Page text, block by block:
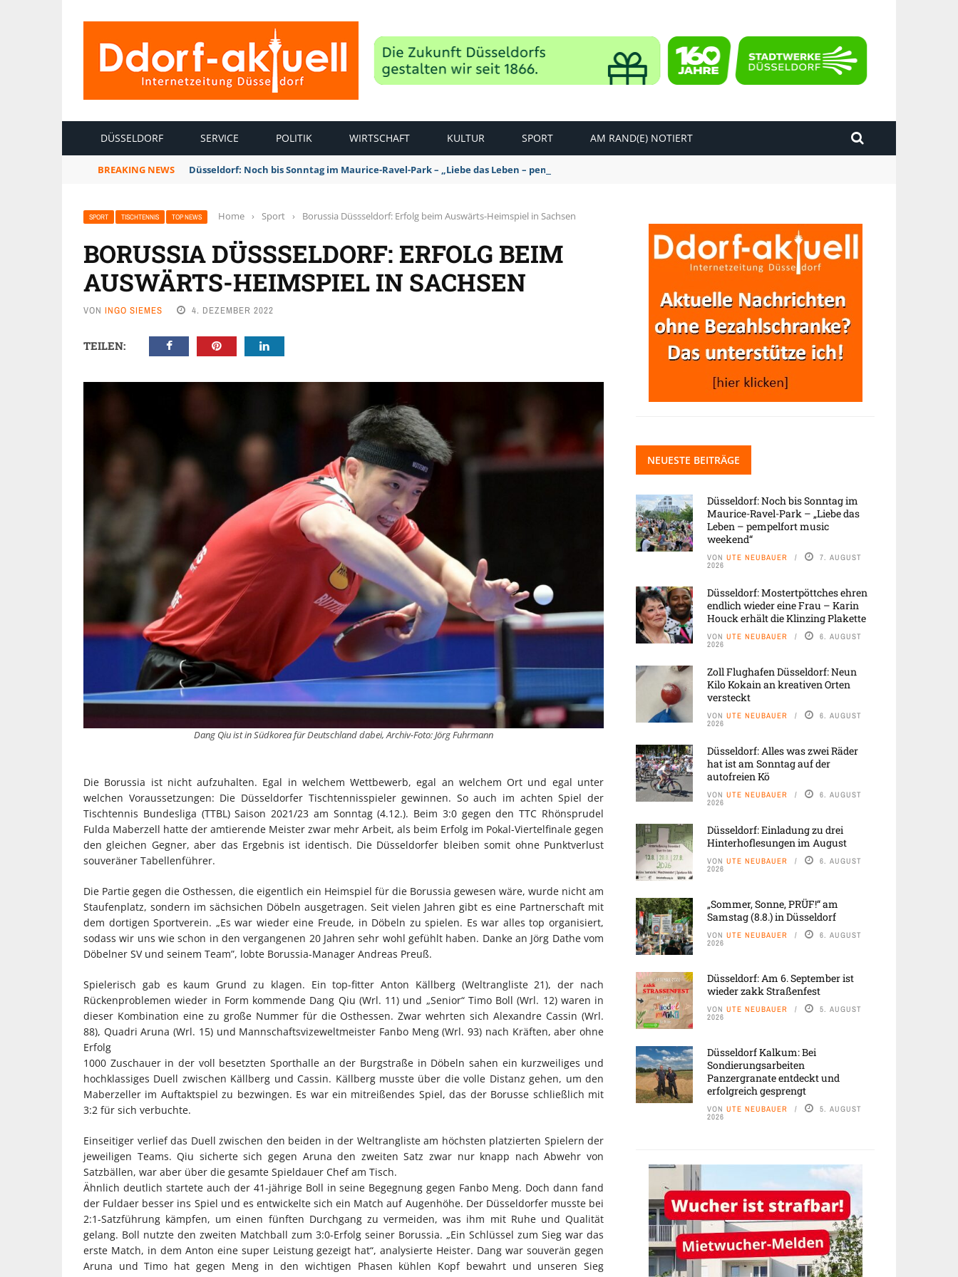
DÜSSELDORF SERVICE POLITIK WIRTSCHAFT KULTUR SPORT AM RAND(E) NOTIERT
BREAKING NEWS Düsseldorf: Noch bis Sonntag im Maurice-Ravel-Park – „Liebe das Leben – pempelfort music weekend“
SPORT TISCHTENNIS TOP NEWS Home › Sport › Borussia Düssseldorf: Erfolg beim Auswärts-Heimspiel in Sachsen
BORUSSIA DÜSSSELDORF: ERFOLG BEIM
AUSWÄRTS-HEIMSPIEL IN SACHSEN
VON INGO SIEMES 4. DEZEMBER 2022
TEILEN:
Dang Qiu ist in Südkorea für Deutschland dabei, Archiv-Foto: Jörg Fuhrmann
Die Borussia ist nicht aufzuhalten. Egal in welchem Wettbewerb, egal an welchem Ort und egal unter
welchen Voraussetzungen: Die Düsseldorfer Tischtennisspieler gewinnen. So auch im achten Spiel der
Tischtennis Bundesliga (TTBL) Saison 2021/23 am Sonntag (4.12.). Beim 3:0 gegen den TTC Rhönsprudel
Fulda Maberzell hatte der amtierende Meister zwar mehr Arbeit, als beim Erfolg im Pokal-Viertelfinale gegen
den gleichen Gegner, aber das Ergebnis ist identisch. Die Düsseldorfer bleiben somit ohne Punktverlust
souveräner Tabellenführer.
Die Partie gegen die Osthessen, die eigentlich ein Heimspiel für die Borussia gewesen wäre, wurde nicht am
Staufenplatz, sondern im sächsichen Döbeln ausgetragen. Seit vielen Jahren gibt es eine Partnerschaft mit
dem dortigen Sportverein. „Es war wieder eine Freude, in Döbeln zu spielen. Es war alles top organisiert,
sodass wir uns wie schon in den vergangenen 20 Jahren sehr wohl gefühlt haben. Danke an Jörg Dathe vom
Döbelner SV und seinem Team”, lobte Borussia-Manager Andreas Preuß.
Spielerisch gab es kaum Grund zu klagen. Ein top-fitter Anton Källberg (Weltrangliste 21), der nach
Rückenproblemen wieder in Form kommende Dang Qiu (Wrl. 11) und „Senior“ Timo Boll (Wrl. 12) waren in
dieser Kombination eine zu große Nummer für die Osthessen. Zwar wehrten sich Alexandre Cassin (Wrl.
88), Quadri Aruna (Wrl. 15) und Mannschaftsvizeweltmeister Fanbo Meng (Wrl. 93) nach Kräften, aber ohne
Erfolg
1000 Zuschauer in der voll besetzten Sporthalle an der Burgstraße in Döbeln sahen ein kurzweiliges und
hochklassiges Duell zwischen Källberg und Cassin. Källberg musste über die volle Distanz gehen, um den
Maberzeller im Auftaktspiel zu bezwingen. Es war ein mitreißendes Spiel, das der Borusse schließlich mit
3:2 für sich verbuchte.
Einseitiger verlief das Duell zwischen den beiden in der Weltrangliste am höchsten platzierten Spielern der
jeweiligen Teams. Qiu sicherte sich gegen Aruna den zweiten Satz zwar nur knapp nach Abwehr von
Satzbällen, war aber über die gesamte Spieldauer Chef am Tisch.
Ähnlich deutlich startete auch der 41-jährige Boll in seine Begegnung gegen Fanbo Meng. Doch dann fand
der Fuldaer besser ins Spiel und es entwickelte sich ein Match auf Augenhöhe. Der Düsseldorfer musste bei
2:1-Satzführung kämpfen, um einen fünften Durchgang zu vermeiden, was ihm mit Ruhe und Qualität
gelang. Boll nutzte den zweiten Matchball zum 3:0-Erfolg seiner Borussia. „Ein Schlüssel zum Sieg war das
erste Match, in dem Anton eine super Leistung gezeigt hat“, analysierte Heister. Dang war souverän gegen
Aruna und Timo hat gegen Meng in den wichtigen Phasen kühlen Kopf bewahrt und unseren Sieg
NEUESTE BEITRÄGE
Düsseldorf: Noch bis Sonntag im
Maurice-Ravel-Park – „Liebe das
Leben – pempelfort music
weekend“
VON UTE NEUBAUER 7. AUGUST
2026
Düsseldorf: Mostertpöttches ehren
endlich wieder eine Frau – Karin
Houck erhält die Klinzing Plakette
VON UTE NEUBAUER 6. AUGUST
2026
Zoll Flughafen Düsseldorf: Neun
Kilo Kokain an kreativen Orten
versteckt
VON UTE NEUBAUER 6. AUGUST
2026
Düsseldorf: Alles was zwei Räder
hat ist am Sonntag auf der
autofreien Kö
VON UTE NEUBAUER 6. AUGUST
2026
Düsseldorf: Einladung zu drei
Hinterhoflesungen im August
VON UTE NEUBAUER 6. AUGUST
2026
„Sommer, Sonne, PRÜF!“ am
Samstag (8.8.) in Düsseldorf
VON UTE NEUBAUER 6. AUGUST
2026
Düsseldorf: Am 6. September ist
wieder zakk Straßenfest
VON UTE NEUBAUER 5. AUGUST
2026
Düsseldorf Kalkum: Bei
Sondierungsarbeiten
Panzergranate entdeckt und
erfolgreich gesprengt
VON UTE NEUBAUER 5. AUGUST
2026